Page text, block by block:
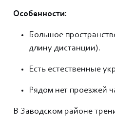
Особенности:
Большое
длину дистанции).
Есть естественные
Рядом нет проезжей
В Заводском районе